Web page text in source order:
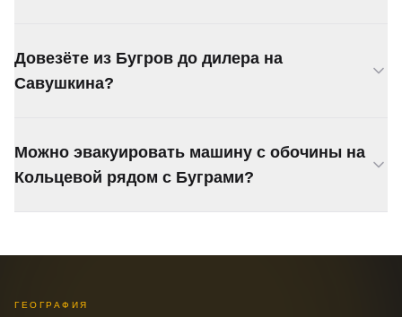
Бугров. Если есть шлагбаум — предупредите.
Довезёте из Бугров до дилера на
Савушкина?
заказе.
Можно эвакуировать машину с обочины на
Кольцевой рядом с Буграми?
ГЕОГРАФИЯ